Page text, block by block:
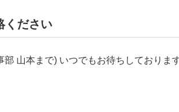
ください
山本まで) いつでもお待ちしております